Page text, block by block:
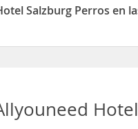
Salzburg Perros en